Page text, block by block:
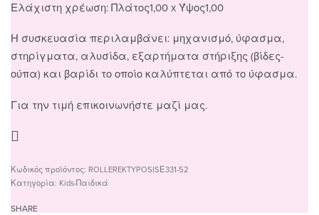
Ελάχιστη χρέωση: Πλάτος1,00 x Ύψος1,00
Η συσκευασία περιλαμβάνει: μηχανισμό, ύφασμα,
στηρίγματα, αλυσίδα, εξαρτήματα στήριξης (βίδες-
ούπα) και βαρίδι το οποίο καλύπτεται από το ύφασμα.
Για την τιμή επικοινωνήστε μαζί μας.
ROLLEREKTYPOSISΕ331-52
Κατηγορία: Kids-Παιδικά
SHARE